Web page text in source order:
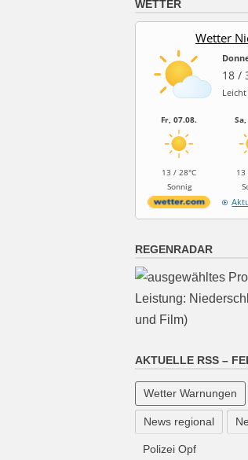
WETTER
Wetter
18 /
Fr, 07.08.
13 / 28°C
Sonnig
13
REGENRADAR
AKTUELLE RSS –
Wetter Warnungen
News regional
Polizei Opf